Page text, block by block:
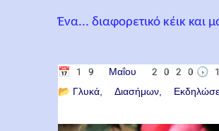
Ένα... διαφορετικό κέικ και
📅 19 Μαΐου 2020 🕟
📂 Γλυκά Διασήμων